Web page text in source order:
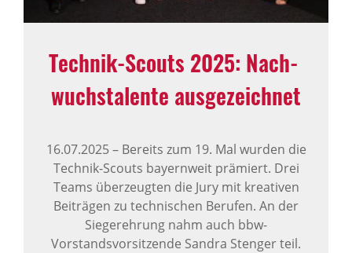
Technik-Scouts 2025: Nach­
wuchs­ta­lente ausge­zeichnet
16.07.2025–Bereits zum 19. Mal wurden die
Technik-Scouts bayernweit prämiert. Drei
Teams überzeugten die Jury mit kreativen
Beiträgen zu technischen Berufen. An der
Siegerehrung nahm auch bbw-
Vorstandsvorsitzende Sandra Stenger teil.